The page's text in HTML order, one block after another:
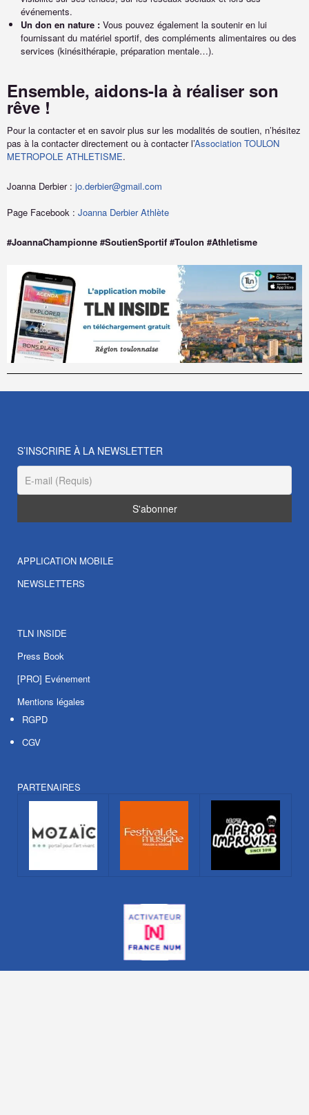
événements.
Un don en nature : Vous pouvez également la soutenir en lui
fournissant du matériel sportif, des compléments alimentaires ou des
services (kinésithérapie, préparation mentale…).
Ensemble, aidons-la à réaliser son
rêve !
Pour la contacter et en savoir plus sur les modalités de soutien, n’hésitez
pas à la contacter directement ou à contacter l’Association TOULON
METROPOLE ATHLETISME.
Joanna Derbier : jo.derbier@gmail.com
Page Facebook : Joanna Derbier Athlète
#JoannaChampionne #SoutienSportif #Toulon #Athletisme
S’INSCRIRE À LA NEWSLETTER
APPLICATION MOBILE
NEWSLETTERS
TLN INSIDE
Press Book
[PRO] Evénement
Mentions légales
RGPD
CGV
PARTENAIRES